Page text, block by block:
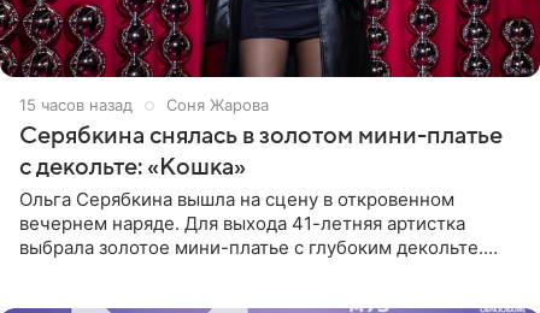
15 часов назад Соня Жарова
Серябкина снялась в золотом мини-платье
с декольте: «Кошка»
Ольга Серябкина вышла на сцену в откровенном
вечернем наряде. Для выхода 41-летняя артистка
выбрала золотое мини-платье с глубоким декольте.